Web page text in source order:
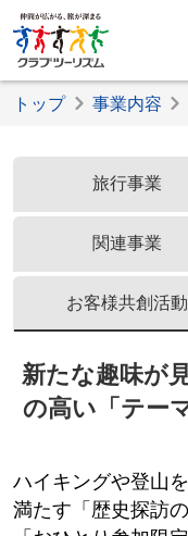
トップ 事業内容
旅行事業
関連事業
お客様共創活動
新たな趣味が
の高い「テー
ハイキングや登山
満たす「歴史探訪